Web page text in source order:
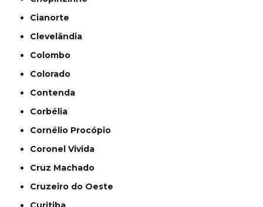
Cianorte
Clevelândia
Colombo
Colorado
Contenda
Corbélia
Cornélio Procópio
Coronel Vivida
Cruz Machado
Cruzeiro do Oeste